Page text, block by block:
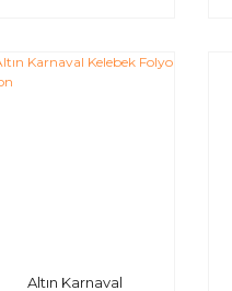
Altın Karnaval